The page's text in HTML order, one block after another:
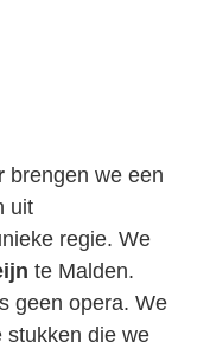
brengen we een
uit
regie. We
te Malden.
geen opera. We
stukken die we